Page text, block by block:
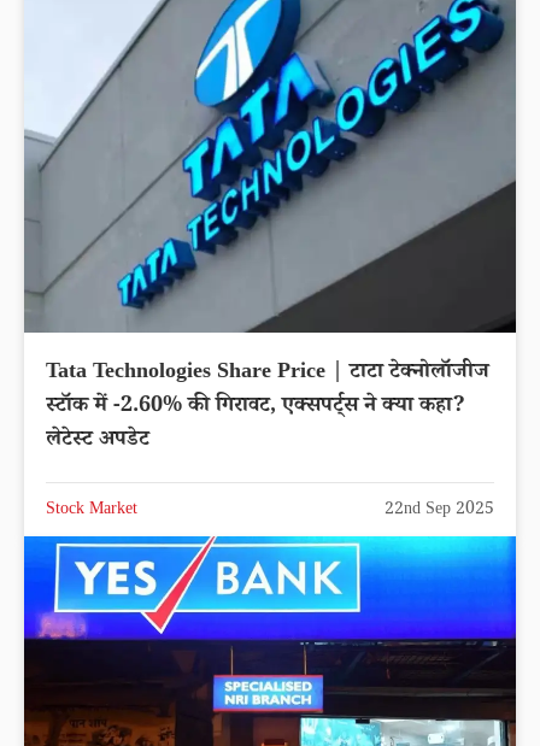
Tata Technologies Share Price | टाटा टेक्नोलॉजीज
स्टॉक में -2.60% की गिरावट, एक्सपर्ट्स ने क्या कहा?
लेटेस्ट अपडेट
Stock Market 22nd Sep 2025